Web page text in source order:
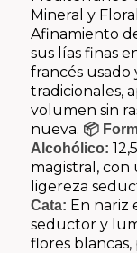
Mineral y
Afinamiento
sus lías finas
francés usado
tradicionales,
volumen sin
nueva. 📦
Alcohólico:
magistral, con
ligereza
Cata: En nariz
seductor y
flores